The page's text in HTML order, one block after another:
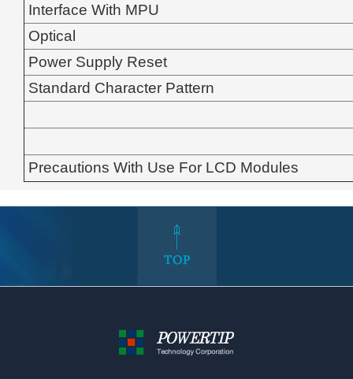
Interface With MPU
Optical
Power Supply Reset
Standard Character Pattern
Precautions With Use For LCD Modules